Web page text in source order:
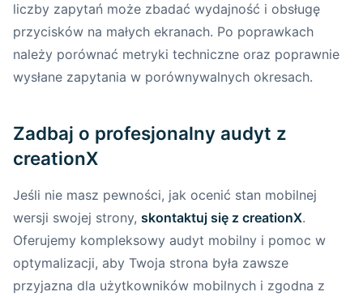
liczby zapytań może zbadać wydajność i obsługę
przycisków na małych ekranach. Po poprawkach
należy porównać metryki techniczne oraz poprawnie
wysłane zapytania w porównywalnych okresach.
Zadbaj o profesjonalny audyt z
creationX
Jeśli nie masz pewności, jak ocenić stan mobilnej
wersji swojej strony, skontaktuj się z creationX.
Oferujemy kompleksowy audyt mobilny i pomoc w
optymalizacji, aby Twoja strona była zawsze
przyjazna dla użytkowników mobilnych i zgodna z